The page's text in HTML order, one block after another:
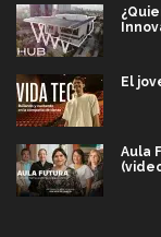
El
Aula